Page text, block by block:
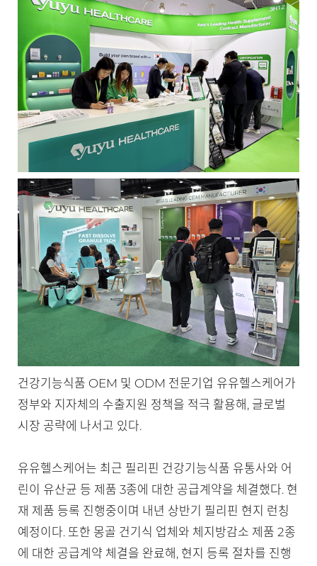
건강기능식품 OEM 및 ODM 전문기업 유유헬스케어가
정부와 지자체의 수출지원 정책을 적극 활용해, 글로벌
시장 공략에 나서고 있다.
유유헬스케어는 최근 필리핀 건강기능식품 유통사와 어
린이 유산균 등 제품 3종에 대한 공급계약을 체결했다. 현
재 제품 등록 진행중이며 내년 상반기 필리핀 현지 런칭
예정이다. 또한 몽골 건기식 업체와 체지방감소 제품 2종
에 대한 공급계약 체결을 완료해, 현지 등록 절차를 진행